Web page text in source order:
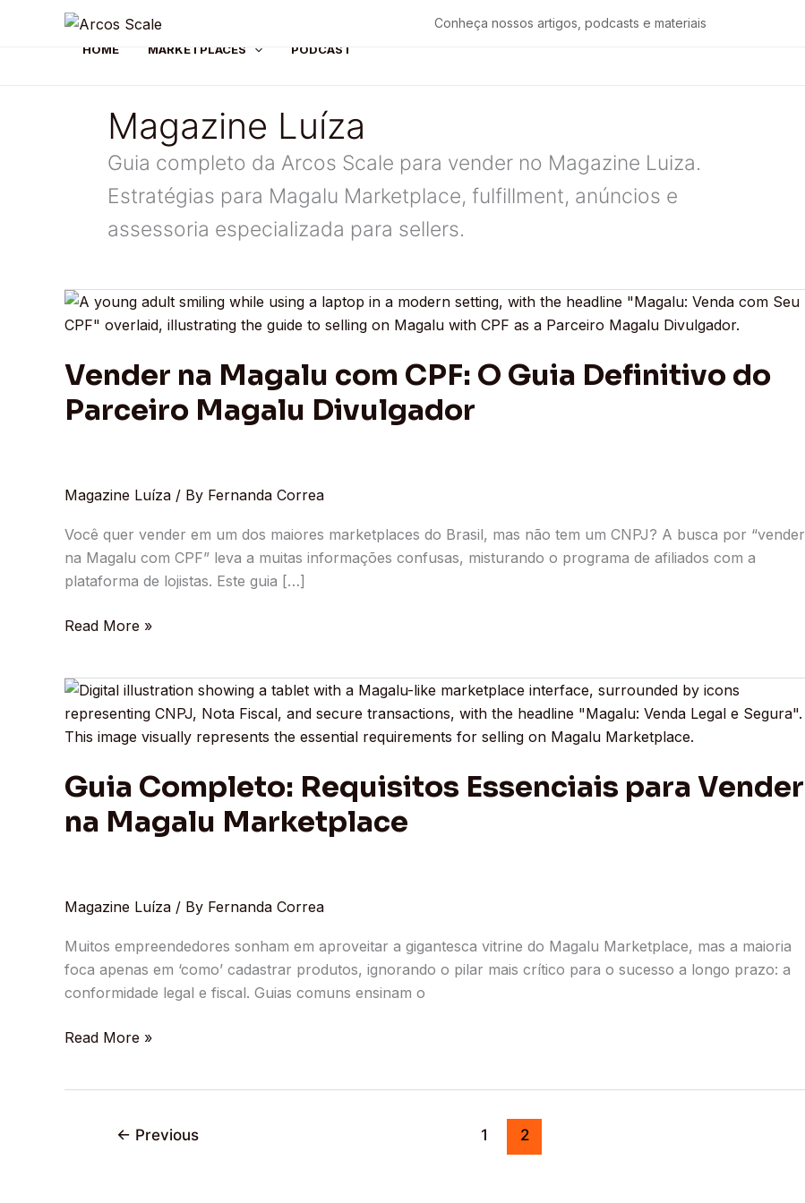
Conheça nossos artigos, podcasts e materiais
HOME MARKETPLACES PODCAST
Magazine Luíza
Guia completo da Arcos Scale para vender no Magazine Luiza.
Estratégias para Magalu Marketplace, fulfillment, anúncios e
assessoria especializada para sellers.
Vender na Magalu com CPF: O Guia Definitivo do
Parceiro Magalu Divulgador
Magazine Luíza / By Fernanda Correa
Você quer vender em um dos maiores marketplaces do Brasil, mas não tem um CNPJ? A busca por “vender
na Magalu com CPF” leva a muitas informações confusas, misturando o programa de afiliados com a
plataforma de lojistas. Este guia […]
Vender
na
com
O
do
Magalu
Divulgador
Read More »
Guia Completo: Requisitos Essenciais para Vender
na Magalu Marketplace
Magazine Luíza / By Fernanda Correa
Muitos empreendedores sonham em aproveitar a gigantesca vitrine do Magalu Marketplace, mas a maioria
foca apenas em ‘como’ cadastrar produtos, ignorando o pilar mais crítico para o sucesso a longo prazo: a
conformidade legal e fiscal. Guias comuns ensinam o
Guia
Completo:
Requisitos
para
na
Read More »
← Previous 1 2